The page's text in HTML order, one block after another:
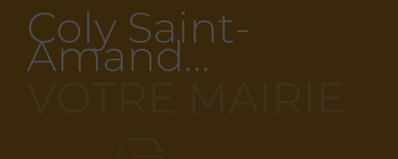
Coly Saint-
Amand…